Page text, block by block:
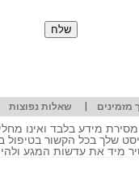
מזמינים | שאלות נפוצות
מידע בלבד ואינו
שלך בכל הקשור
מיד את עדשות המגע